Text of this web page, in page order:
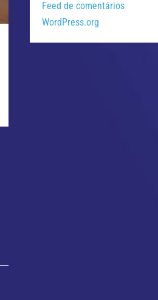
Feed de comentários
WordPress.org